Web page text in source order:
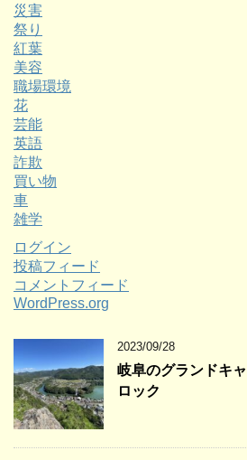
災害
祭り
紅葉
美容
職場環境
花
芸能
英語
詐欺
買い物
車
雑学
ログイン
投稿フィード
コメントフィード
WordPress.org
2023/09/28
岐阜のグランドキ
ロック